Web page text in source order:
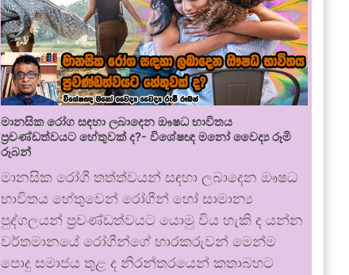
මානසික රෝග සඳහා ලබාදෙන ඖෂධ භාවිතය
ප්‍රචණ්ඩත්වයට හේතුවක් ද?- විශේෂඥ මනෝ වෛද්‍ය රූමි
රූබන්
මානසික රෝගී තත්ත්වයන් සඳහා ලබාදෙන ඖෂධ
භාවිතය හේතුවෙන් රෝගීන් හෝ සාමාන්‍ය
පුද්ගලයන් ප්‍රචණ්ඩත්වයට යොමු විය හැකි ද යන්න
වර්තමානයේ රෝගීන්ගේ භාරකරුවන් මෙන්ම
පොදු සමාජය තුළ ද නිරන්තරයෙන් කතාබහට